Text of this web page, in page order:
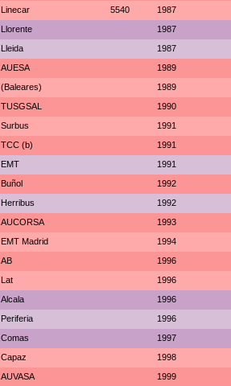
Linecar 5540 1987
Llorente 1987
Lleida 1987
AUESA 1989
(Baleares) 1989
TUSGSAL 1990
Surbus 1991
TCC (b) 1991
EMT 1991
Buñol 1992
Herribus 1992
AUCORSA 1993
EMT Madrid 1994
AB 1996
Lat 1996
Alcala 1996
Periferia 1996
Comas 1997
Capaz 1998
AUVASA 1999